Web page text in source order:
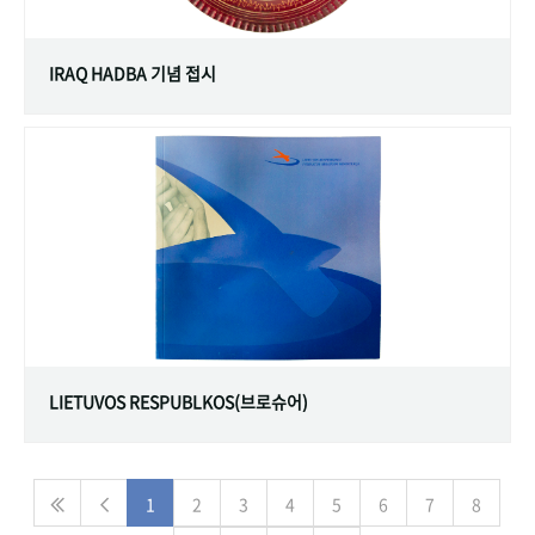
IRAQ HADBA 기념 접시
LIETUVOS RESPUBLKOS(브로슈어)
1 2 3 4 5 6 7 8